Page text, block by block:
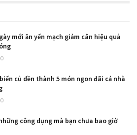
mới ăn yến mạch giảm cân hiệu quả
củ dền thành 5 món ngon đãi cả nhà
công dụng mà bạn chưa bao giờ